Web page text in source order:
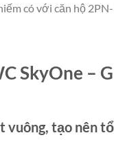
có với căn hộ
SkyOne –
vuông, tạo nên